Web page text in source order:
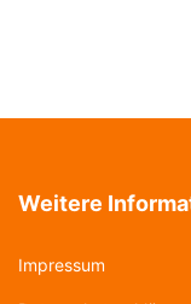
Weitere
Impressum